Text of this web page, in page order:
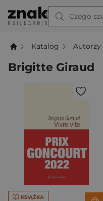
Czego
Katalog Autorzy
Brigitte Giraud
KSIĄŻKA